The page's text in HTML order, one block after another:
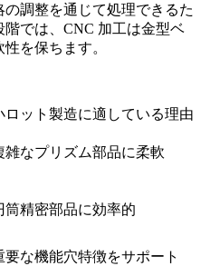
調整を通じて処理できるた
では、CNC 加工は金型ベ
を保ちます。
ロット製造に適している理由
雑なプリズム部品に柔軟
筒精密部品に効率的
要な機能穴特徴をサポート